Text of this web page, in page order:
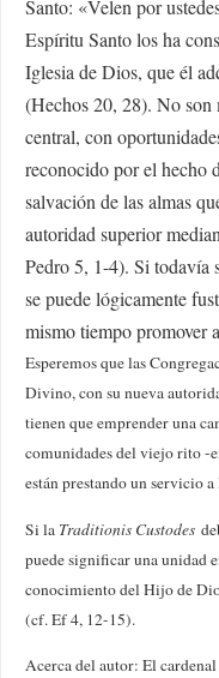
Santo: «Velen por
Espíritu Santo los ha
Iglesia de Dios, que él
(Hechos 20, 28). No son
central, con
reconocido por el hecho
salvación de las almas
autoridad superior
Pedro 5, 1-4). Si todavía
se puede lógicamente
mismo tiempo promover
Esperemos que las
Divino, con su nueva
tienen que emprender una
comunidades del viejo rito -
están prestando un servicio
Si la Traditionis Custodes
puede significar una unidad
conocimiento del Hijo de
(cf. Ef 4, 12-15).
Acerca del autor: El